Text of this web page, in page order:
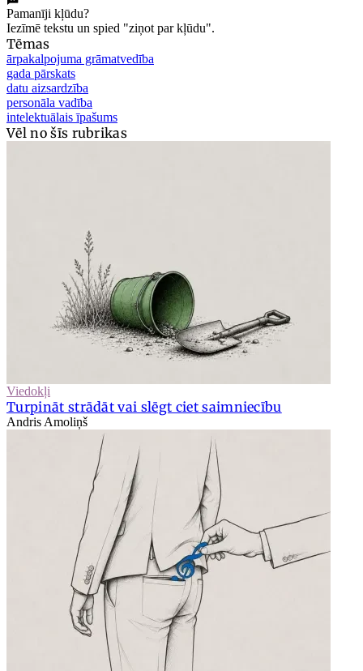
Pamanīji kļūdu?
Iezīmē tekstu un spied "ziņot par kļūdu".
Tēmas
ārpakalpojuma grāmatvedība
gada pārskats
datu aizsardzība
personāla vadība
intelektuālais īpašums
Vēl no šīs rubrikas
Viedokļi
Turpināt strādāt vai slēgt ciet saimniecību
Andris Amoliņš